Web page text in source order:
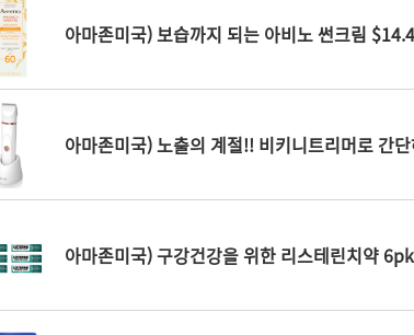
아마존미국) 보습까지 되는 아비노 썬크림
아마존미국) 노출의 계절!! 비키니트리머로 간
아마존미국) 구강건강을 위한 리스테린치약